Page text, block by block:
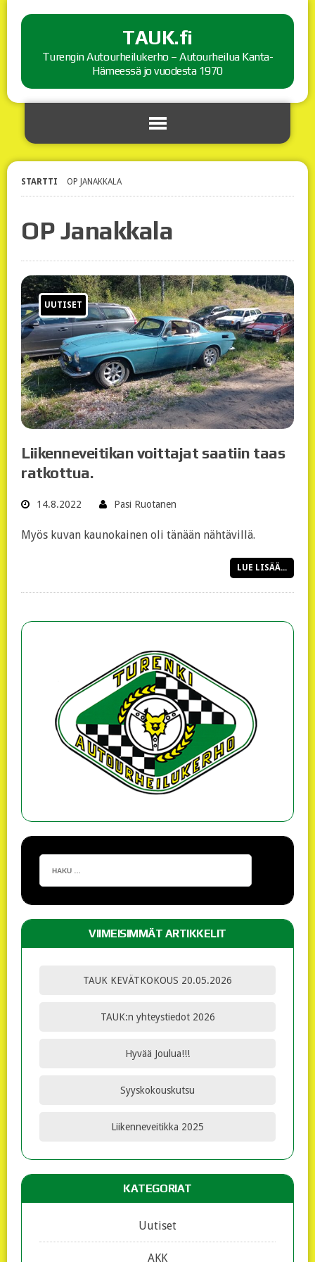
TAUK.fi
Turengin Autourheilukerho – Autourheilua Kanta-
Hämeessä jo vuodesta 1970
STARTTI OP JANAKKALA
OP Janakkala
UUTISET
Liikenneveitikan voittajat saatiin taas
ratkottua.
14.8.2022 Pasi Ruotanen
Myös kuvan kaunokainen oli tänään nähtävillä.
LUE LISÄÄ...
VIIMEISIMMÄT ARTIKKELIT
TAUK KEVÄTKOKOUS 20.05.2026
TAUK:n yhteystiedot 2026
Hyvää Joulua!!!
Syyskokouskutsu
Liikenneveitikka 2025
KATEGORIAT
Uutiset
AKK